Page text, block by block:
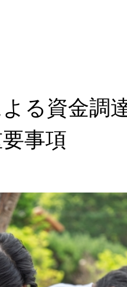
る資金調
事項